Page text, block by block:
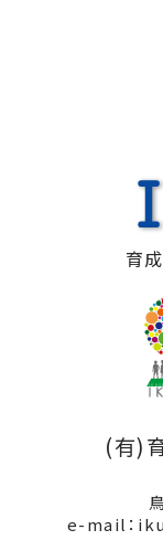
育
(有)
e-mail：